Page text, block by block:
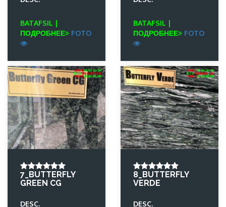
BATAFSIL |
ПОДРОБНЕЕ
FOTO
BATAFSIL |
ПОДРОБНЕЕ
FOTO
7_BUTTERFLY
GREEN CG
DESC.
8_BUTTERFLY
VERDE
DESC.